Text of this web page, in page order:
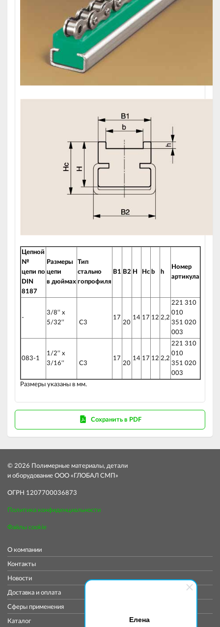
Елена
Цепной
№
цепи по
DIN
8187
Размеры
цепи
в дюймах
Тип
стально
гопрофиля
B1 B2 H Hc b h
Номер
артикула
-
3/8‘‘ x
5/32‘‘
C3
17
20
14 17 12 2,2
221 310
010
351 020
003
083-1
1/2‘‘ x
3/16‘‘
C3
17
20
14 17 12 2,2
221 310
010
351 020
003
Размеры указаны в мм.
Сохранить в PDF
© 2026 Полимерные материалы, детали
и оборудование ООО «ГЛОБАЛ СМП»
ОГРН 1207700036873
Политика конфиденциальности
Файлы cookie
О компании
Контакты
Новости
Доставка и оплата
Сферы применения
Каталог